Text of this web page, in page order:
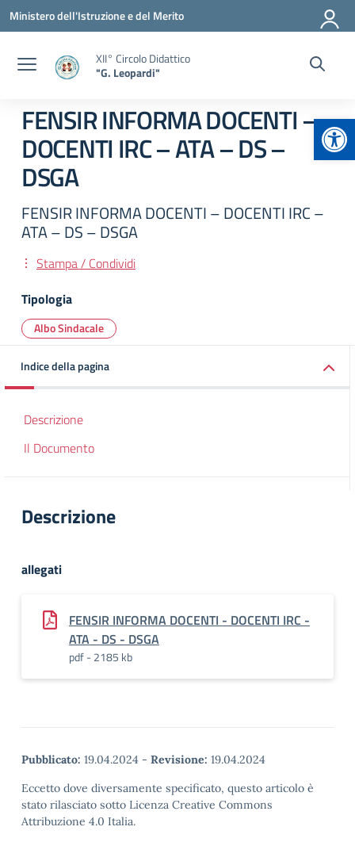
Vai ai contenuti
Vai al menu di navigazione
Vai al footer
Ministero dell'Istruzione e del Merito
XII° Circolo Didattico
"G. Leopardi"
FENSIR INFORMA DOCENTI –
DOCENTI IRC – ATA – DS –
DSGA
FENSIR INFORMA DOCENTI – DOCENTI IRC –
ATA – DS – DSGA
Stampa / Condividi
Tipologia
Albo Sindacale
Indice della pagina
Descrizione
Il Documento
Descrizione
allegati
FENSIR INFORMA DOCENTI - DOCENTI IRC -
ATA - DS - DSGA
pdf - 2185 kb
Pubblicato: 19.04.2024 - Revisione: 19.04.2024
Eccetto dove diversamente specificato, questo articolo è
stato rilasciato sotto Licenza Creative Commons
Attribuzione 4.0 Italia.